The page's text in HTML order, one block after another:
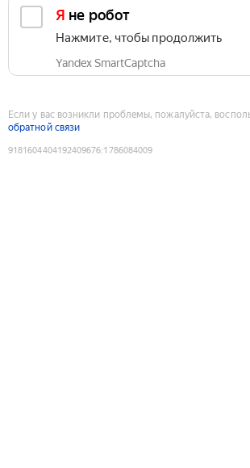
Я не робот
Нажмите, чтобы продолжить
Yandex SmartCaptcha
Если у вас возникли проблемы, пожалуйста,
обратной связи
9181604404192409676:1786084009